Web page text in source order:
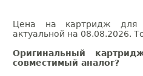
Цена на картридж для
актуальной на 08.08.2026.
Оригинальный
совместимый аналог?